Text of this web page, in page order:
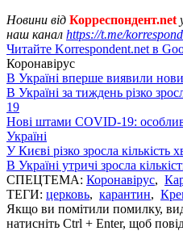
Новини від Корреспондент.net
наш канал https://t.me/
Читайте Korrespondent.net в
Коронавірус
В Україні вперше виявили
В Україні за тиждень різко
19
Нові штами COVID-19:
Україні
У Києві різко зросла кількість
В Україні утричі зросла
СПЕЦТЕМА: Коронавірус,
ТЕГИ: церковь, карантин,
Якщо ви помітили помилку,
натисніть Ctrl + Enter, щоб